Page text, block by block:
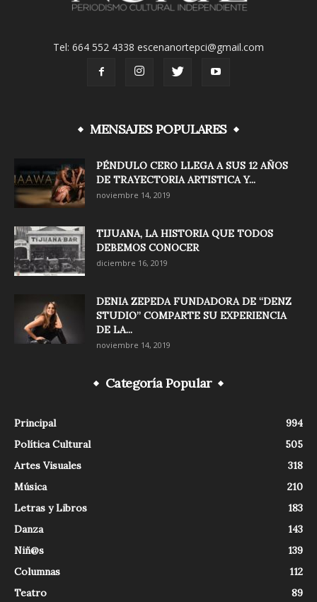
Tel: 664 552 4338 escenanortepci@gmail.com
MENSAJES POPULARES
PÉNDULO CERO LLEGA A SUS 12 AÑOS
DE TRAYECTORIA ARTISTICA Y...
noviembre 14, 2019
TIJUANA, LA HISTORIA QUE TODOS
DEBEMOS CONOCER
diciembre 16, 2019
DENIA ZEPEDA FUNDADORA DE “DENZ
STUDIO” COMPARTE SU EXPERIENCIA
DE LA...
noviembre 14, 2019
Categoría Popular
Principal
994
Política Cultural
505
Artes Visuales
318
Música
210
Letras y Libros
183
Danza
143
Niñ@s
139
Columnas
112
Teatro
89